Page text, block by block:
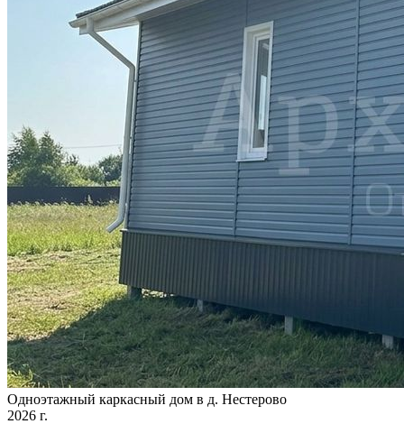
Одноэтажный каркасный дом в д. Нестерово
2026 г.